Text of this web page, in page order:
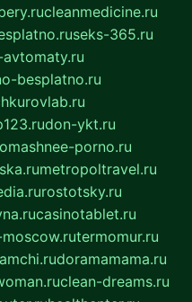
cleanmedicine.ru
seks-365.ru
besplatno.ru
don-ykt.ru
porno.ru
metropoltravel.ru
rostotsky.ru
casinotablet.ru
termomur.ru
doramamama.ru
clean-dreams.ru